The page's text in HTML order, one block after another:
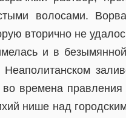
волосами.
вторично не
и в
Неаполитанском
во времена
нише над